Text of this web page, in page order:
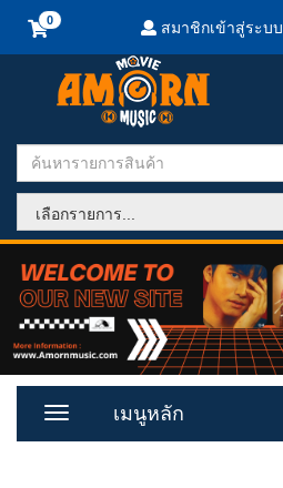
สมาชิกเข้าสู่ระบบ
Toggle
เมนูหลัก